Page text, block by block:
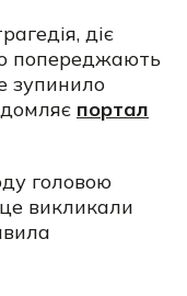
діє
попереджають
зупинило
портал
головою
викликали